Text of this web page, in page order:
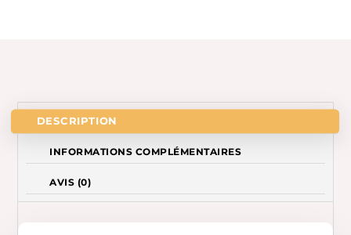
DESCRIPTION
INFORMATIONS COMPLÉMENTAIRES
AVIS (0)